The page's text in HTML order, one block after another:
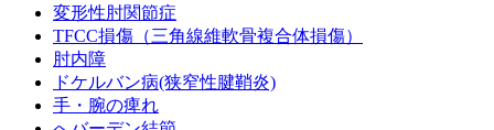
変形性肘関節症
TFCC損傷（三角線維軟骨複合体損傷）
肘内障
ドケルバン病(狭窄性腱鞘炎)
手・腕の痺れ